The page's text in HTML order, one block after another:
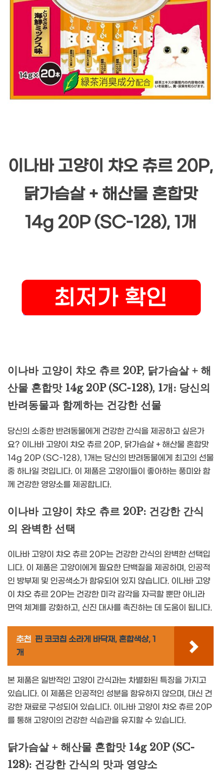
이나바 고양이 챠오 츄르 20P,
닭가슴살 + 해산물 혼합맛
14g 20P (SC-128), 1개
이나바 고양이 챠오 츄르 20P, 닭가슴살 + 해
산물 혼합맛 14g 20P (SC-128), 1개: 당신의
반려동물과 함께하는 건강한 선물
당신의 소중한 반려동물에게 건강한 간식을 제공하고 싶은가
요? 이나바 고양이 챠오 츄르 20P, 닭가슴살 + 해산물 혼합맛
14g 20P (SC-128), 1개는 당신의 반려동물에게 최고의 선물
중 하나일 것입니다. 이 제품은 고양이들이 좋아하는 풍미와 함
께 건강한 영양소를 제공합니다.
이나바 고양이 챠오 츄르 20P: 건강한 간식
의 완벽한 선택
이나바 고양이 챠오 츄르 20P는 건강한 간식의 완벽한 선택입
니다. 이 제품은 고양이에게 필요한 단백질을 제공하며, 인공적
인 방부제 및 인공색소가 함유되어 있지 않습니다. 이나바 고양
이 챠오 츄르 20P는 건강한 미각 감각을 자극할 뿐만 아니라
면역 체계를 강화하고, 신진 대사를 촉진하는 데 도움이 됩니다.
추천 핀 코코칩 소라게 바닥재, 혼합색상, 1
개
본 제품은 일반적인 고양이 간식과는 차별화된 특징을 가지고
있습니다. 이 제품은 인공적인 성분을 함유하지 않으며, 대신 건
강한 재료로 구성되어 있습니다. 이나바 고양이 챠오 츄르 20P
를 통해 고양이의 건강한 식습관을 유지할 수 있습니다.
닭가슴살 + 해산물 혼합맛 14g 20P (SC-
128): 건강한 간식의 맛과 영양소